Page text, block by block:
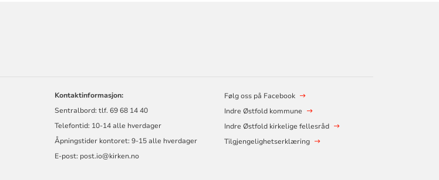
Kontaktinformasjon:
Sentralbord: tlf. 69 68 14 40
Telefontid: 10-14 alle hverdager
Åpningstider kontoret: 9-15 alle hverdager
E-post: post.io@kirken.no
Følg oss på Facebook
Indre Østfold kommune
Indre Østfold kirkelige fellesråd
Tilgjengelighetserklæring